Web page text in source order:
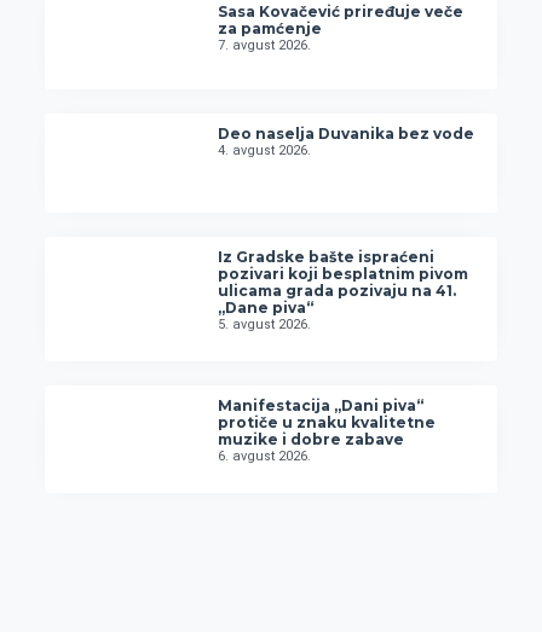
Sasa Kovačević priređuje veče
za pamćenje
7. avgust 2026.
Deo naselja Duvanika bez vode
4. avgust 2026.
Iz Gradske bašte ispraćeni
pozivari koji besplatnim pivom
ulicama grada pozivaju na 41.
„Dane piva“
5. avgust 2026.
Manifestacija „Dani piva“
protiče u znaku kvalitetne
muzike i dobre zabave
6. avgust 2026.